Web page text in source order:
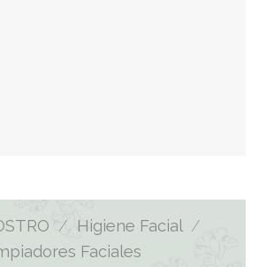
/ Higiene Facial /
Faciales